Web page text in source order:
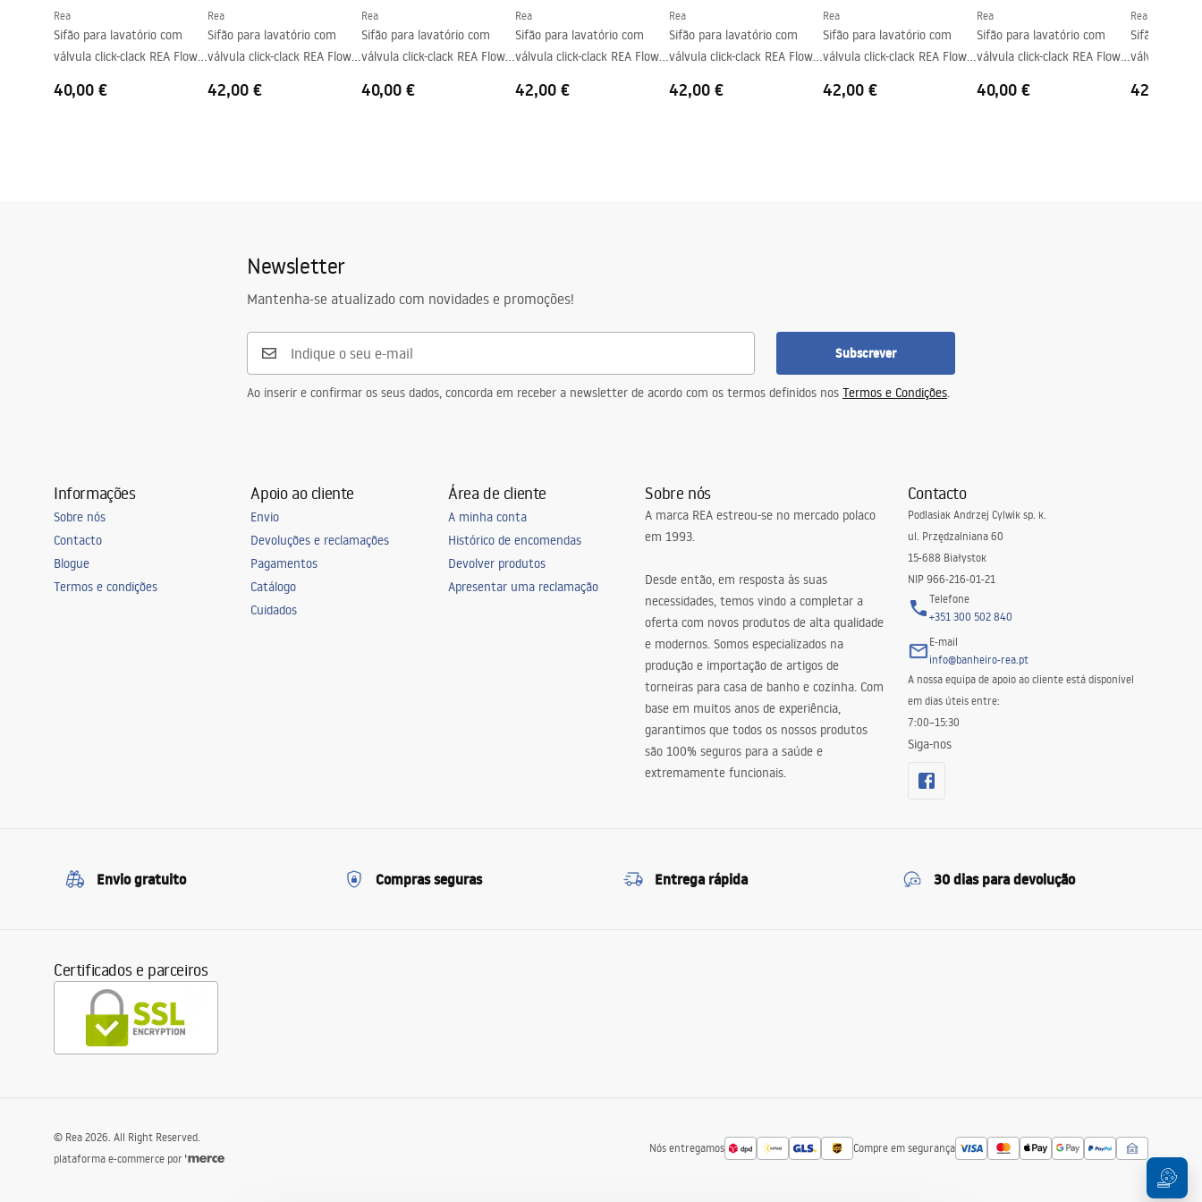
Furo de transbordamento
Rea
Sifão para lavatório com
válvula click-clack REA Flow
40,00 €
Rea
Sifão para lavatório com
válvula click-clack REA Flow
42,00 €
Rea
Sifão para lavatório com
válvula click-clack REA Flow
40,00 €
Rea
Sifão para lavatório com
válvula click-clack REA Flow
42,00 €
Rea
Sifão para lavatório com
válvula click-clack REA Flow
42,00 €
Rea
Sifão para lavatório com
válvula click-clack REA Flow
42,00 €
Rea
Sifão para lavatório com
válvula click-clack REA Flow
40,00 €
Rea
Sifão para
válvula click-
42,00 €
Newsletter
Mantenha-se atualizado com novidades e promoções!
Subscrever
Ao inserir e confirmar os seus dados, concorda em receber a newsletter de acordo com os termos definidos nos Termos e Condições.
Informações
Sobre nós
Contacto
Blogue
Termos e condições
Apoio ao cliente
Envio
Devoluções e reclamações
Pagamentos
Catálogo
Cuidados
Área de cliente
A minha conta
Histórico de encomendas
Devolver produtos
Apresentar uma reclamação
Sobre nós
A marca REA estreou-se no mercado polaco
em 1993.
Desde então, em resposta às suas
necessidades, temos vindo a completar a
oferta com novos produtos de alta qualidade
e modernos. Somos especializados na
produção e importação de artigos de
torneiras para casa de banho e cozinha. Com
base em muitos anos de experiência,
garantimos que todos os nossos produtos
são 100% seguros para a saúde e
extremamente funcionais.
Contacto
Podlasiak Andrzej Cylwik sp. k.
ul. Przędzalniana 60
15-688 Białystok
NIP 966-216-01-21
Telefone
+351 300 502 840
E-mail
info@banheiro-rea.pt
A nossa equipa de apoio ao cliente está disponível
em dias úteis entre:
7:00–15:30
Siga-nos
Envio gratuito Compras seguras Entrega rápida 30 dias para devolução
Certificados e parceiros
Nós entregamos Compre em segurança
© Rea 2026. All Right Reserved.
plataforma e-commerce por